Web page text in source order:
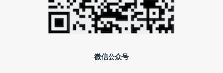
微信公众号